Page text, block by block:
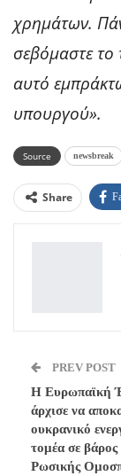
χρημάτων.
σεβόμαστε το
αυτό
υπουργού».
Source newsbreak
Share
PREV POST
Η Ευρωπαϊκή
άρχισε να
ουκρανικό
τομέα σε βάρος
Ρωσικής